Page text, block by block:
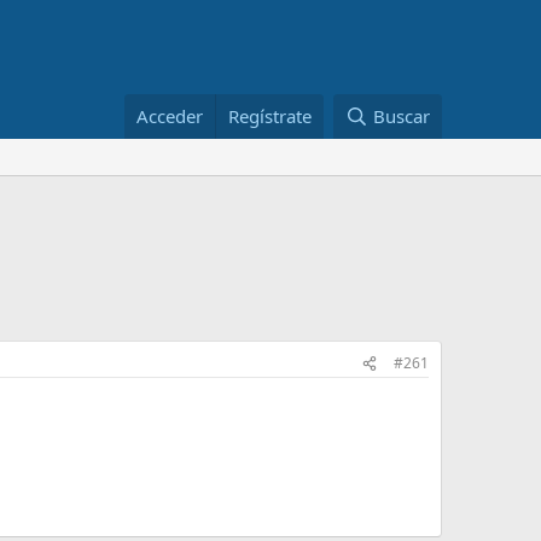
Acceder Regístrate Buscar
#261